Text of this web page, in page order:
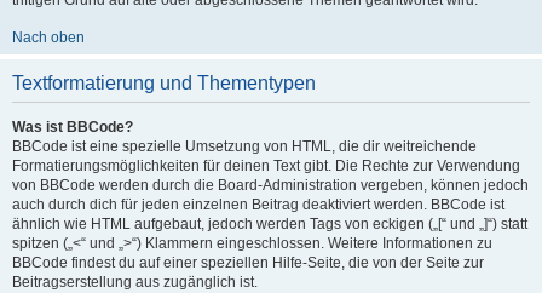
Nach oben
Textformatierung und Thementypen
Was ist BBCode?
BBCode ist eine spezielle Umsetzung von HTML, die dir weitreichende
Formatierungsmöglichkeiten für deinen Text gibt. Die Rechte zur Verwendung
von BBCode werden durch die Board-Administration vergeben, können jedoch
auch durch dich für jeden einzelnen Beitrag deaktiviert werden. BBCode ist
ähnlich wie HTML aufgebaut, jedoch werden Tags von eckigen („[“ und „]“) statt
spitzen („<“ und „>“) Klammern eingeschlossen. Weitere Informationen zu
BBCode findest du auf einer speziellen Hilfe-Seite, die von der Seite zur
Beitragserstellung aus zugänglich ist.